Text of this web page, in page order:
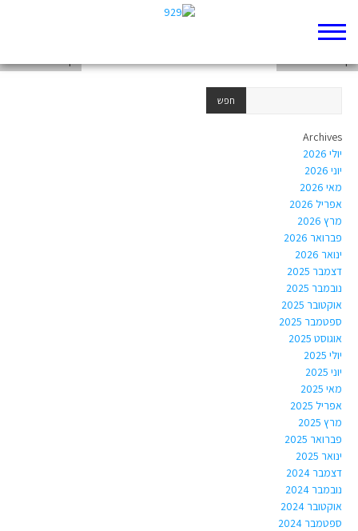
Archives
יולי 2026
יוני 2026
מאי 2026
אפריל 2026
מרץ 2026
פברואר 2026
ינואר 2026
דצמבר 2025
נובמבר 2025
אוקטובר 2025
ספטמבר 2025
אוגוסט 2025
יולי 2025
יוני 2025
מאי 2025
אפריל 2025
מרץ 2025
פברואר 2025
ינואר 2025
דצמבר 2024
נובמבר 2024
אוקטובר 2024
ספטמבר 2024